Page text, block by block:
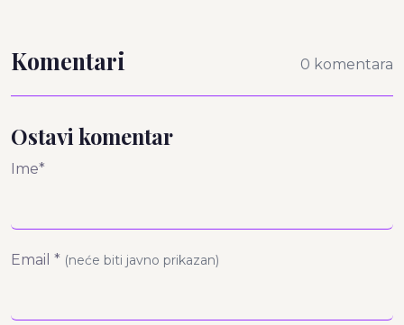
Komentari 0 komentara
Ostavi komentar
Ime*
Email * (neće biti javno prikazan)